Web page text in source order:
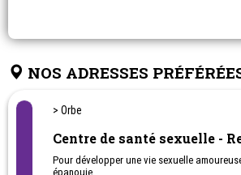
NOS ADRESSES
> Orbe
Centre de santé sexuelle -
Pour développer une vie sexuelle
épanouie.